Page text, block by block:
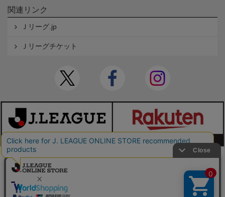
関連リンク
Ｊリーグ.jp
Ｊリーグチケット
本サイトで使用している文章・画像等の無断での複製・転載を禁止します。
© JAPAN PROFESSIONAL FOOTBALL LEAGUE Rakuten Group, Inc. ALL RIGHTS RE